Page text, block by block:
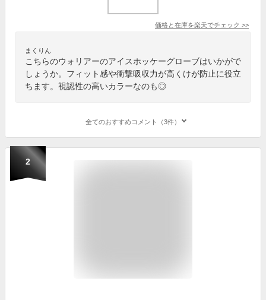
価格と在庫を楽天でチェック >>
まくりん
こちらのウォリアーのアイスホッケーグローブはいかがで
しょうか。フィット感や衝撃吸収力が高くけが防止に役立
ちます。視認性の高いカラーなのも◎
全てのおすすめコメント（3件）
2